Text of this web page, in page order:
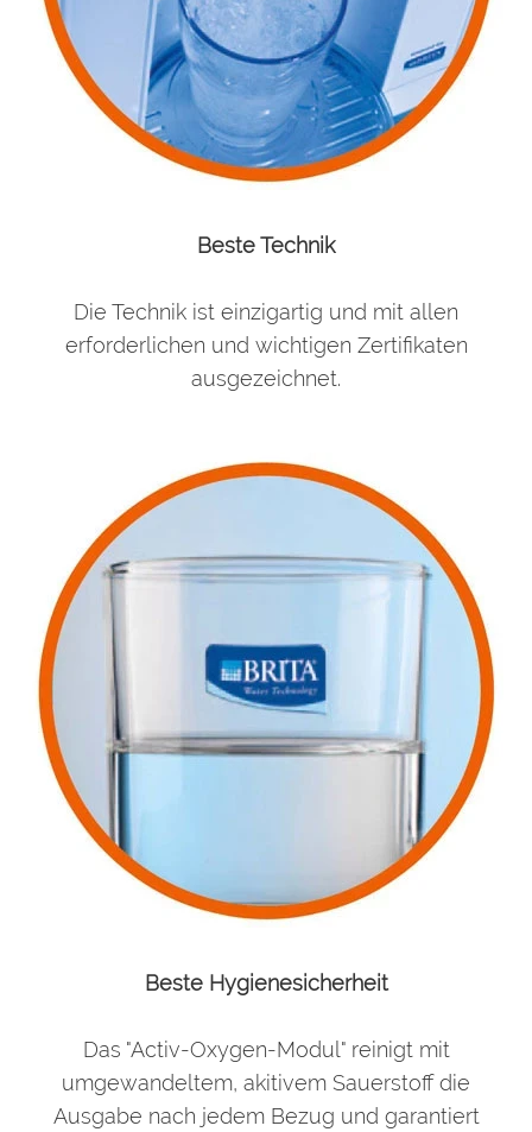
Beste Technik
Die Technik ist einzigartig und mit allen
erforderlichen und wichtigen Zertifikaten
ausgezeichnet.
Beste Hygienesicherheit
Das "Activ-Oxygen-Modul" reinigt mit
umgewandeltem, akitivem Sauerstoff die
Ausgabe nach jedem Bezug und garantiert